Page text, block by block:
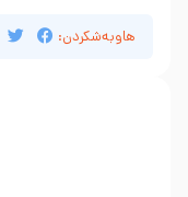
هاوبەشکردن: